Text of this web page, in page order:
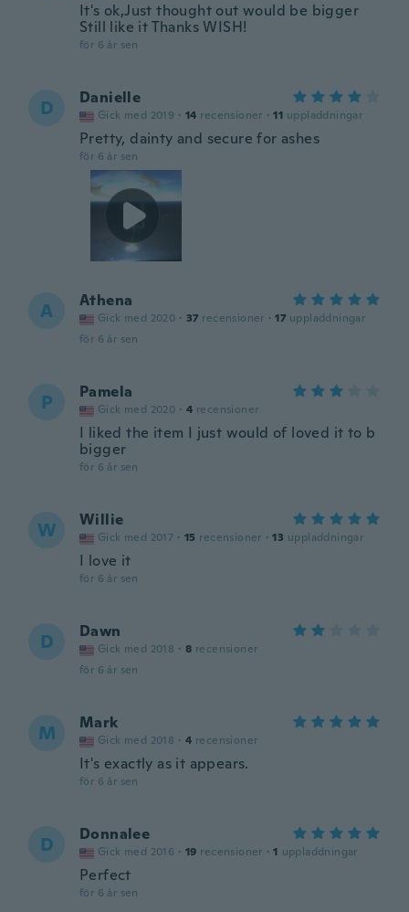
It's ok,Just thought out would be bigger
Still like it Thanks WISH!
för 6 år sen
D Danielle
Gick med 2019 · 14 recensioner · 11 uppladdningar
Pretty, dainty and secure for ashes
för 6 år sen
A Athena
Gick med 2020 · 37 recensioner · 17 uppladdningar
för 6 år sen
P Pamela
Gick med 2020 · 4 recensioner
I liked the item I just would of loved it to b
bigger
för 6 år sen
W Willie
Gick med 2017 · 15 recensioner · 13 uppladdningar
I love it
för 6 år sen
D Dawn
Gick med 2018 · 8 recensioner
för 6 år sen
M Mark
Gick med 2018 · 4 recensioner
It's exactly as it appears.
för 6 år sen
D Donnalee
Gick med 2016 · 19 recensioner · 1 uppladdningar
Perfect
för 6 år sen